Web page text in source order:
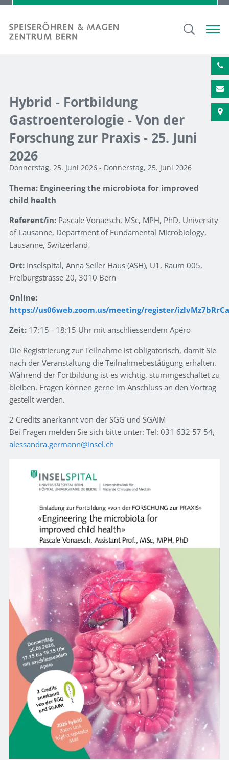
Hybrid - Fortbildung
Gastroenterologie - Von der
Forschung zur Praxis - 25. Juni
2026
Donnerstag, 25. Juni 2026 - Donnerstag, 25. Juni 2026
Thema: Engineering the microbiota for improved
child health
Referent/in: Pascale Vonaesch, MSc, MPH, PhD, University
of Lausanne, Department of Fundamental Microbiology,
Lausanne, Switzerland
Ort: Inselspital, Anna Seiler Haus (ASH), U1, Raum 005,
Freiburgstrasse 20, 3010 Bern
Online:
https://us06web.zoom.us/meeting/register/
Zeit: 17:15 - 18:15 Uhr mit anschliessendem Apéro
Die Registrierung zur Teilnahme ist obligatorisch, damit Sie
nach der Veranstaltung die Teilnahmebestätigung erhalten.
Während der Fortbildung ist es wichtig, stummgeschaltet zu
bleiben. Fragen können gerne im Anschluss an den Vortrag
gestellt werden.
2 Credits anerkannt von der SGG und SGAIM
Bei Fragen melden Sie sich bitte unter: Tel: 031 632 57 54,
alessandra.germann
insel.ch